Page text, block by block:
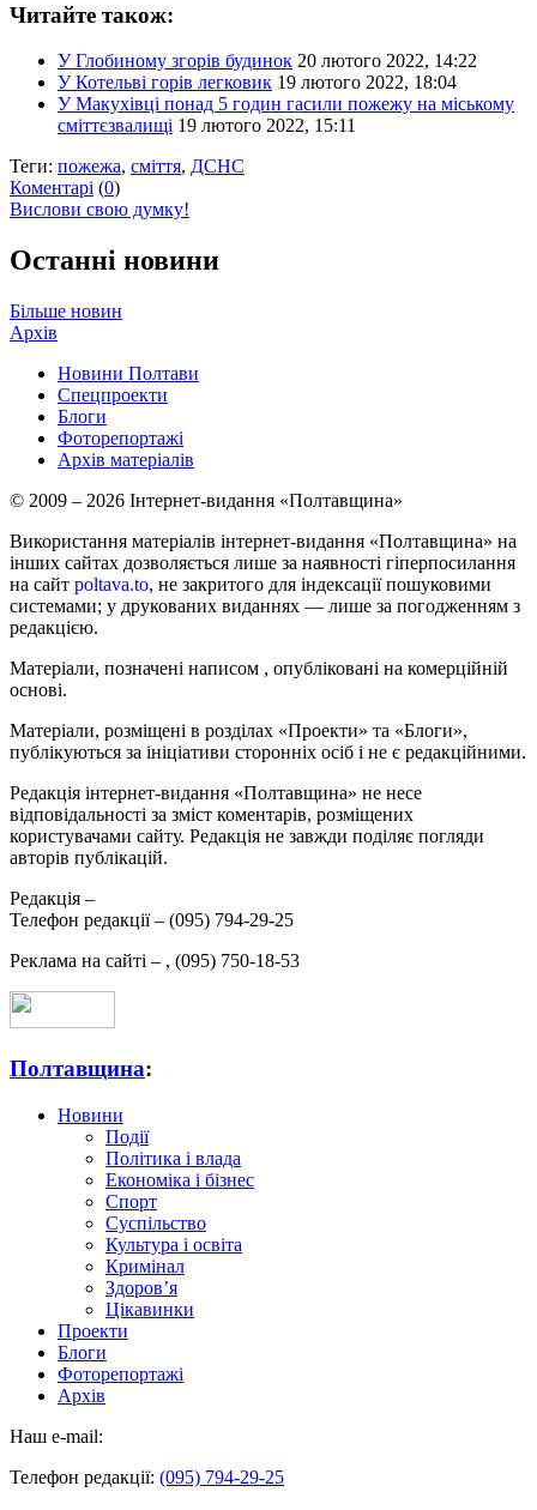
Читайте також:
У Глобиному згорів будинок 20 лютого 2022, 14:22
У Котельві горів легковик 19 лютого 2022, 18:04
У Макухівці понад 5 годин гасили пожежу на міському
сміттєзвалищі 19 лютого 2022, 15:11
Теги: пожежа, сміття, ДСНС
Коментарі (0)
Вислови свою думку!
Останні новини
Більше новин
Архів
Новини Полтави
Спецпроекти
Блоги
Фоторепортажі
Архів матеріалів
© 2009 – 2026 Інтернет-видання «Полтавщина»
Використання матеріалів інтернет-видання «Полтавщина» на
інших сайтах дозволяється лише за наявності гіперпосилання
на сайт poltava.to, не закритого для індексації пошуковими
системами; у друкованих виданнях — лише за погодженням з
редакцією.
Матеріали, позначені написом , опубліковані на комерційній
основі.
Матеріали, розміщені в розділах «Проекти» та «Блоги»,
публікуються за ініціативи сторонніх осіб і не є редакційними.
Редакція інтернет-видання «Полтавщина» не несе
відповідальності за зміст коментарів, розміщених
користувачами сайту. Редакція не завжди поділяє погляди
авторів публікацій.
Редакція –
Телефон редакції – (095) 794-29-25
Реклама на сайті – , (095) 750-18-53
Полтавщина:
Новини
Події
Політика і влада
Економіка і бізнес
Спорт
Суспільство
Культура і освіта
Кримінал
Здоров’я
Цікавинки
Проекти
Блоги
Фоторепортажі
Архів
Наш e-mail:
Телефон редакції: (095) 794-29-25